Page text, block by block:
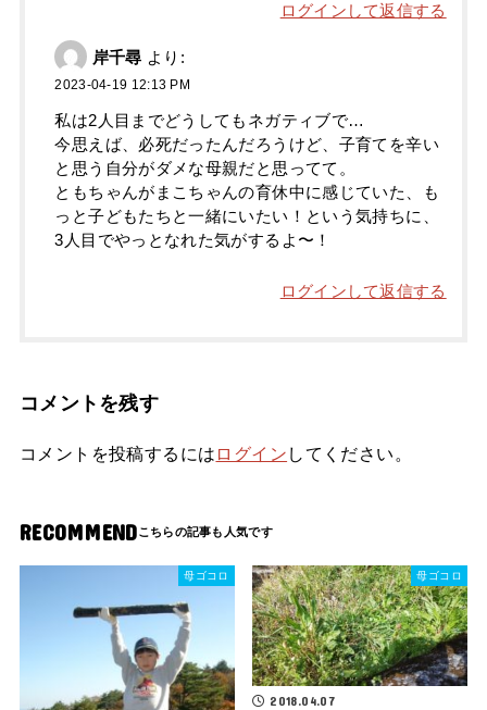
ログインして返信する
岸千尋 より:
2023-04-19 12:13 PM
私は2人目までどうしてもネガティブで…
今思えば、必死だったんだろうけど、子育てを辛い
と思う自分がダメな母親だと思ってて。
ともちゃんがまこちゃんの育休中に感じていた、も
っと子どもたちと一緒にいたい！という気持ちに、
3人目でやっとなれた気がするよ〜！
ログインして返信する
コメントを残す
コメントを投稿するには ログイン してください。
RECOMMEND
母ゴコロ 母ゴコロ
2018.04.07